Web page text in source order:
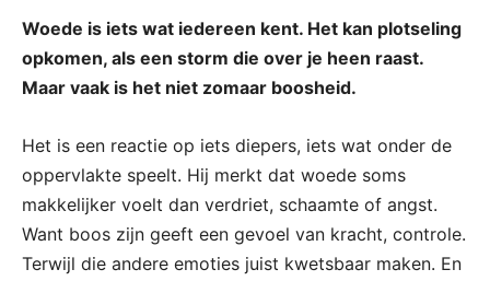
Woede is iets wat iedereen kent. Het kan plotseling
opkomen, als een storm die over je heen raast.
Maar vaak is het niet zomaar boosheid.
Het is een reactie op iets diepers, iets wat onder de
oppervlakte speelt. Hij merkt dat woede soms
makkelijker voelt dan verdriet, schaamte of angst.
Want boos zijn geeft een gevoel van kracht, controle.
Terwijl die andere emoties juist kwetsbaar maken. En